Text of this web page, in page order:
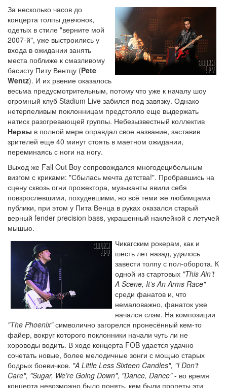
За несколько часов до
концерта толпы девчонок,
одетых в стиле "верните мой
2007-й", уже выстроились у
входа в ожидании занять
места поближе к смазливому
басисту Питу Вентцу (Pete
Wentz). И их рвение оказалось
весьма предусмотрительным, потому что уже к началу шоу
огромный клуб Stadium Live забился под завязку. Однако
нетерпеливым поклонницам предстояло еще выдержать
натиск разогревающей группы. Небезызвестный коллектив
Нервы в полной мере оправдал свое название, заставив
зрителей еще 40 минут стоять в маетном ожидании,
переминаясь с ноги на ногу.
Выход же Fall Out Boy сопровождался многодецибельным
визгом с криками: "Сбылась мечта детства!". Пробравшись на
сцену сквозь огни прожектора, музыканты явили себя
повзрослевшими, похудевшими, но всё теми же любимцами
публики, при этом у Пита Венца в руках оказался старый
верный fender precision bass, украшенный наклейкой с летучей
мышью.
Чикагским рокерам, как и
шесть лет назад, удалось
завести толпу с пол-оборота. К
одной из стартовых "This Ain’t
A Scene, It’s An Arms Race"
среди фанатов и, что
немаловажно, фанаток уже
начался слэм. На композиции
"The Phoenix"символично загорелся пронесённый кем-то
файер, вокруг которого поклонники начали чуть ли не
хороводы водить. В ходе концерта FOB удается удачно
сочетать новые, более мелодичные зонги с мощью старых
бодрых боевичков. "A Little Less Sixteen Candles", "I Don’t
Care", "Sugar, We’re Going Down", "Dance, Dance"- во время
концерта невозможно было понять, кем были пропеты эти